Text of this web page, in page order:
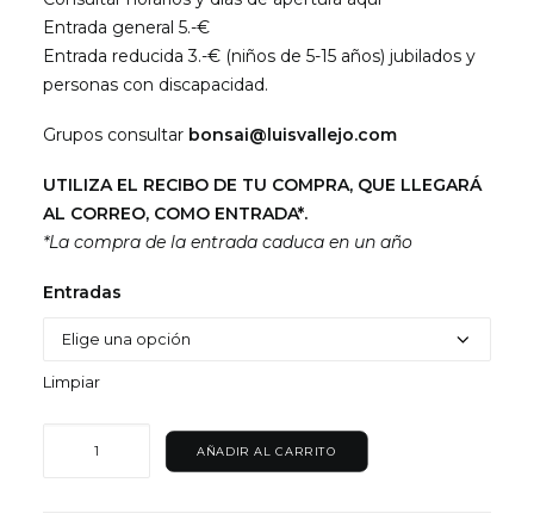
precios:
desde
€3,00
€5,00
Entrada general 5.-€
Entrada reducida 3.-€ (niños de 5-15 años) jubilados y
personas con discapacidad.
Grupos consultar bonsai@luisvallejo.com
UTILIZA EL RECIBO DE TU COMPRA, QUE LLEGARÁ
AL CORREO, COMO ENTRADA*.
*La compra de la entrada caduca en un año
Entradas
Limpiar
AÑADIR AL CARRITO